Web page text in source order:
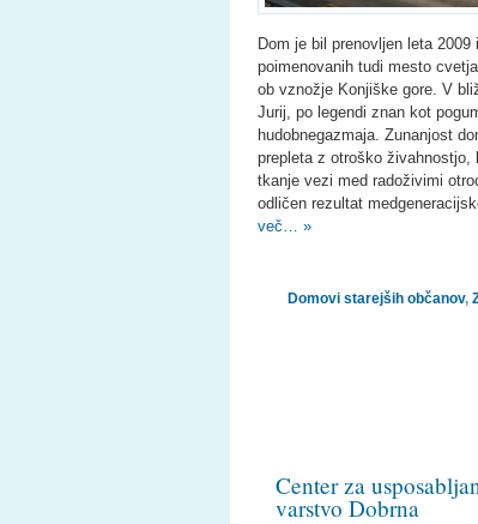
Dom je bil prenovljen leta
poimenovanih tudi mesto
ob vznožje Konjiške gore. V
Jurij, po legendi znan kot
hudobnegazmaja. Zunanjost
prepleta z otroško
tkanje vezi med radoživimi
odličen rezultat
več… »
Domovi starejših občanov,
Center za
varstvo Dobrna